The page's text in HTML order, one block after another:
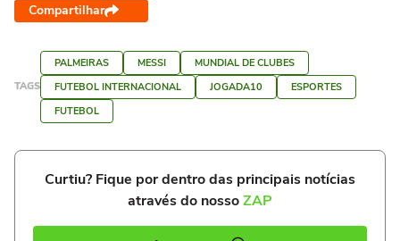
Compartilhar
TAGS
PALMEIRAS MESSI
MUNDIAL DE CLUBES
FUTEBOL INTERNACIONAL
JOGADA10
ESPORTES
FUTEBOL
Curtiu? Fique por dentro das principais notícias
através do nossoZAP